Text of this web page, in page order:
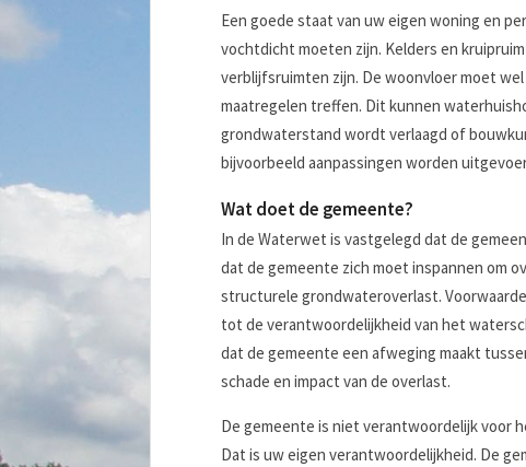
Een goede staat van uw eigen woning en
vochtdicht moeten zijn. Kelders en
verblijfsruimten zijn. De woonvloer moet
maatregelen treffen. Dit kunnen
grondwaterstand wordt verlaagd of
bijvoorbeeld aanpassingen worden
Wat doet de gemeente?
In de Waterwet is vastgelegd dat de
dat de gemeente zich moet inspannen om
structurele grondwateroverlast.
tot de verantwoordelijkheid van het
dat de gemeente een afweging maakt
schade en impact van de overlast.
De gemeente is niet verantwoordelijk voor
Dat is uw eigen verantwoordelijkheid. De